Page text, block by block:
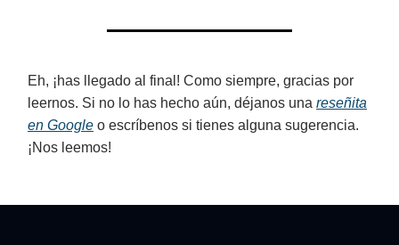
Eh, ¡has llegado al final! Como siempre, gracias por
leernos. Si no lo has hecho aún, déjanos una reseñita
en Google o escríbenos si tienes alguna sugerencia.
¡Nos leemos!